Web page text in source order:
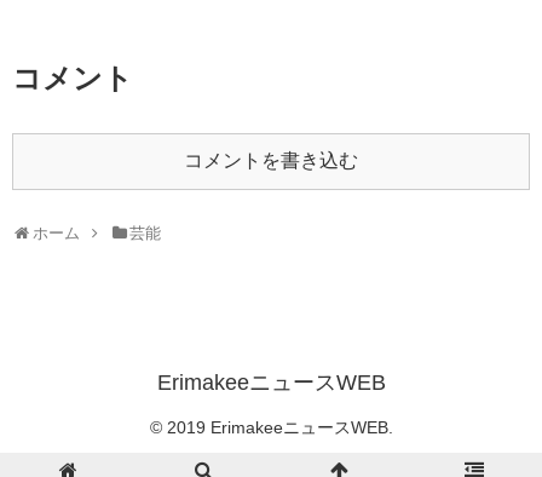
コメント
コメントを書き込む
ホーム 芸能
ErimakeeニュースWEB
© 2019 ErimakeeニュースWEB.